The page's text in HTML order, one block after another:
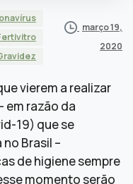
março 19,
2020
vierem a realizar
em razão da
19) que se
Brasil –
de higiene sempre
momento serão